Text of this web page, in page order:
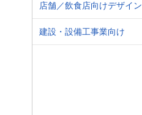
店舗／飲食店向けデザイン
建設・設備工事業向け